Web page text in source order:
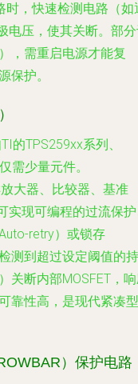
时，快速检测电路（如
电压，使其关断。部
，需重启电源才能复
保护。
的TPS259xx系列、
需少量元件。
大器、比较器、基准
实现可编程的过流保
retry）或锁存
测到超过设定阈值的持
关断内部MOSFET，
靠性高，是现代紧凑型
）保护电路